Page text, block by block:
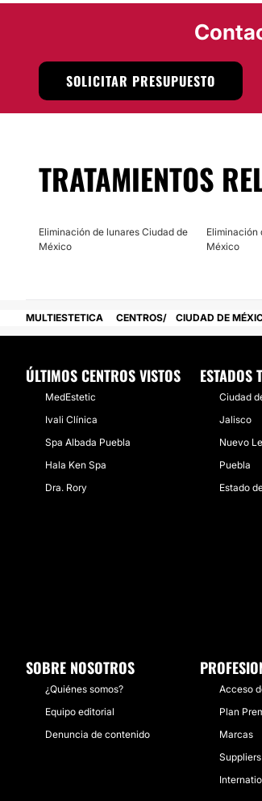
especialistascomprometido con la
que se esmeran en brindar apoyo y
resultados deseados. Su servicio se
productos de excelente calidad,
confianza. En instalaciones certificadas
altos estándares de calidad. De esta
equipo altamente recomendable en su
LaDra. Adriana Cárdenas Alsina
Posibilidad de videoconsulta:
SOLICITAR PRESUPUESTO
TRATAMIENTOS
Eliminación de lunares Ciudad de
México
Eliminación
México
MULTIESTETICA CENTROS CIUDAD DE
ÚLTIMOS CENTROS VISTOS
MedEstetic
Ivali Clínica
Spa Albada Puebla
Hala Ken Spa
Dra. Rory
ESTADOS
Ciudad
Jalisco
Nuevo
Puebla
Estado
SOBRE NOSOTROS
¿Quiénes somos?
Equipo editorial
Denuncia de contenido
Acceso
Plan
Marcas
Suppliers